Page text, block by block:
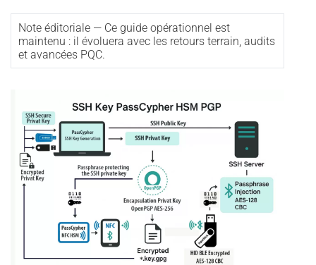
Note éditoriale — Ce guide opérationnel est
maintenu : il évoluera avec les retours terrain, audits
et avancées PQC.